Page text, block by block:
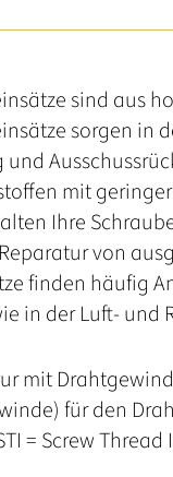
sind aus
sorgen in
mit
Ihre
von
finden häufig
in der Luft- und
mit
für den
= Screw